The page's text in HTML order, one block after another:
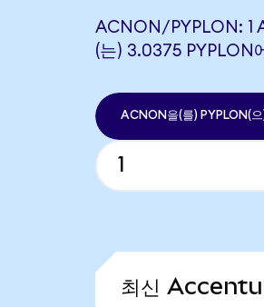
ACNON/PYPLON: 1
(는) 3.0375 PYPLON
ACNON을(를) PYPLON(
최신